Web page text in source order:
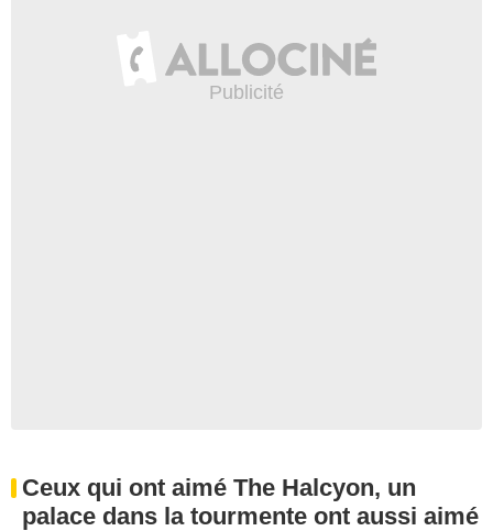
Ceux qui ont aimé The Halcyon, un
palace dans la tourmente ont aussi aimé